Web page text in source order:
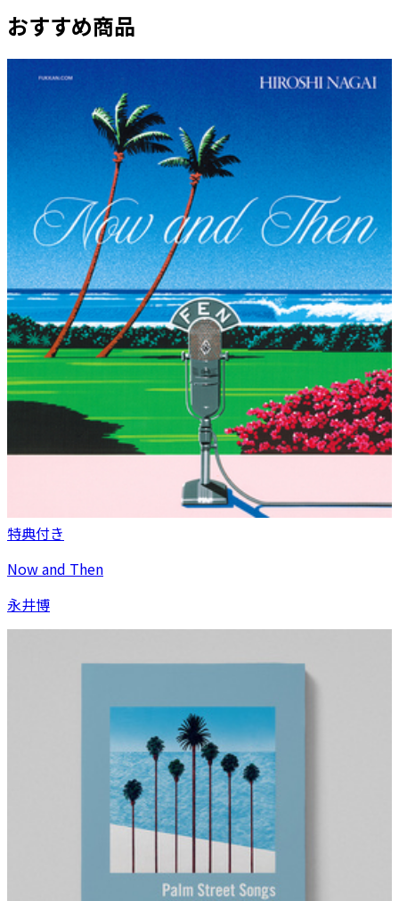
おすすめ商品
特典付き
Now and Then
永井博